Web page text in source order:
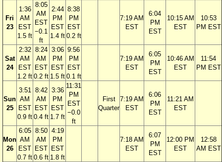
Fri
23
1:36
AM
EST
1.5 ft
8:05
AM
EST
−0.1
ft
2:44
PM
EST
1.4 ft
8:38
PM
EST
0.2 ft
7:19 AM
EST
6:04
PM
EST
10:15 AM
EST
10:53
PM EST
Sat
24
2:32
AM
EST
1.2 ft
8:24
AM
EST
0.2 ft
3:06
PM
EST
1.5 ft
9:56
PM
EST
0.1 ft
7:19 AM
EST
6:05
PM
EST
10:46 AM
EST
11:54
PM EST
Sun
25
3:51
AM
EST
0.9 ft
8:42
AM
EST
0.4 ft
3:36
PM
EST
1.7 ft
11:31
PM
EST
−0.0
ft
First
Quarter
7:19 AM
EST
6:06
PM
EST
11:21 AM
EST
Mon
26
6:05
AM
EST
0.7 ft
8:50
AM
EST
0.6 ft
4:19
PM
EST
1.8 ft
7:18 AM
EST
6:07
PM
EST
12:00 PM
EST
12:58
AM EST